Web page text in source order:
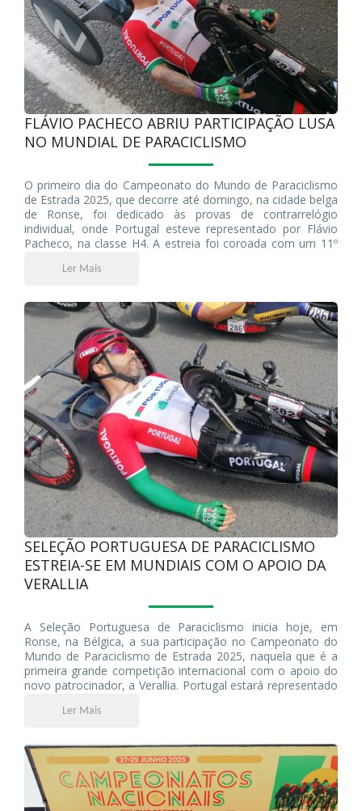
FLÁVIO PACHECO ABRIU PARTICIPAÇÃO LUSA
NO MUNDIAL DE PARACICLISMO
O primeiro dia do Campeonato do Mundo de Paraciclismo
de Estrada 2025, que decorre até domingo, na cidade belga
de Ronse, foi dedicado às provas de contrarrelógio
individual, onde Portugal esteve representado por Flávio
Pacheco, na classe H4. A estreia foi coroada com um 11º
três restantes elementos da Seleção Nacional: Miguel
Ler Mais
SELEÇÃO PORTUGUESA DE PARACICLISMO
ESTREIA-SE EM MUNDIAIS COM O APOIO DA
VERALLIA
A Seleção Portuguesa de Paraciclismo inicia hoje, em
Ronse, na Bélgica, a sua participação no Campeonato do
Mundo de Paraciclismo de Estrada 2025, naquela que é a
primeira grande competição internacional com o apoio do
novo patrocinador, a Verallia. Portugal estará representado
(C1), Telmo Pinão (C2) e Miguel Pacheco (C5).
Ler Mais